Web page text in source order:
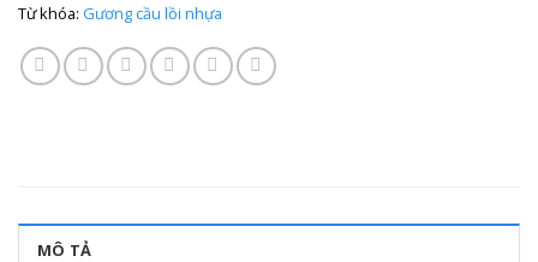
Từ khóa: Gương cầu lồi nhựa
MÔ TẢ